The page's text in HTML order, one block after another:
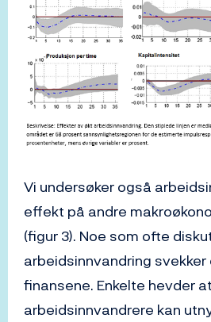
Vi undersøker også
effekt på andre
(figur 3). Noe som ofte
arbeidsinnvandring
finansene. Enkelte hevder at
arbeidsinnvandrere kan